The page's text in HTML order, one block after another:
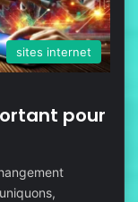
sites internet
pour